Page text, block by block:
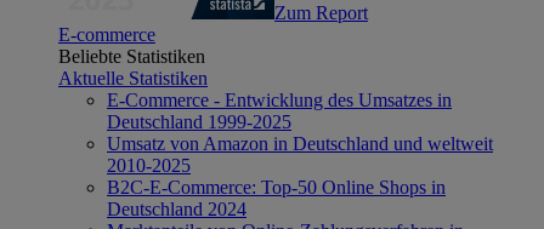
Zum Report
E-commerce
Beliebte Statistiken
Aktuelle Statistiken
E-Commerce - Entwicklung des Umsatzes in
Deutschland 1999-2025
Umsatz von Amazon in Deutschland und weltweit
2010-2025
B2C-E-Commerce: Top-50 Online Shops in
Deutschland 2024